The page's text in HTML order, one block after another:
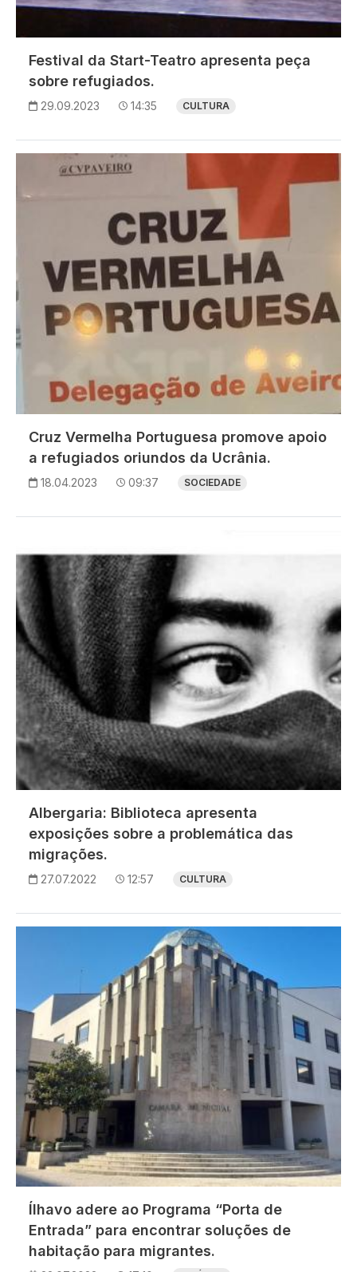
Festival da Start-Teatro apresenta peça
sobre refugiados.
29.09.2023 14:35 CULTURA
Imagem
Cruz Vermelha Portuguesa promove apoio
a refugiados oriundos da Ucrânia.
18.04.2023 09:37 SOCIEDADE
Albergaria: Biblioteca apresenta
exposições sobre a problemática das
migrações.
27.07.2022 12:57 CULTURA
Ílhavo adere ao Programa “Porta de
Entrada” para encontrar soluções de
habitação para migrantes.